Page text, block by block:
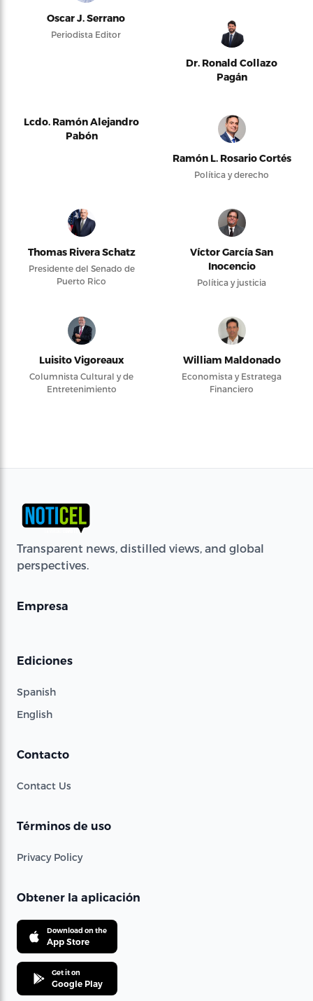
Oscar J. Serrano
Periodista Editor
Dr. Ronald Collazo
Pagán
Lcdo. Ramón Alejandro
Pabón
Ramón L. Rosario Cortés
Política y derecho
Thomas Rivera Schatz
Presidente del Senado de
Puerto Rico
Víctor García San
Inocencio
Política y justicia
Luisito Vigoreaux
Columnista Cultural y de
Entretenimiento
William Maldonado
Economista y Estratega
Financiero
Transparent news, distilled views, and global
perspectives.
Empresa
Ediciones
Spanish
English
Contacto
Contact Us
Términos de uso
Privacy Policy
Obtener la aplicación
Download on the
App Store
Get it on
Google Play